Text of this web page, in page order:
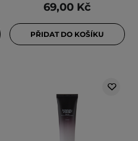
69,00 Kč
PŘIDAT DO KOŠÍKU